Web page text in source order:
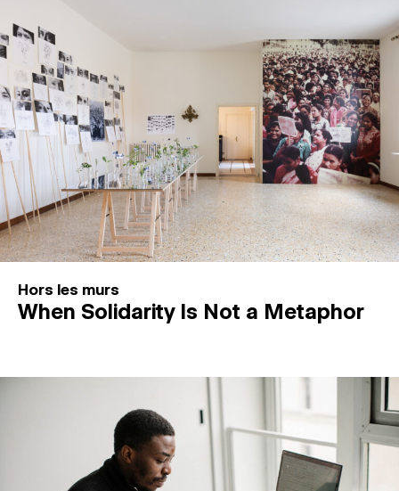
Hors les murs
When Solidarity Is Not a Metaphor